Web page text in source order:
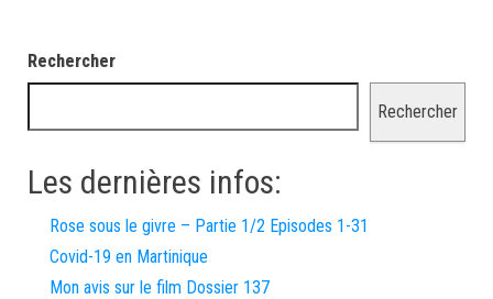
Rechercher
Rechercher
Les dernières infos:
Rose sous le givre – Partie 1/2 Episodes 1-31
Covid-19 en Martinique
Mon avis sur le film Dossier 137